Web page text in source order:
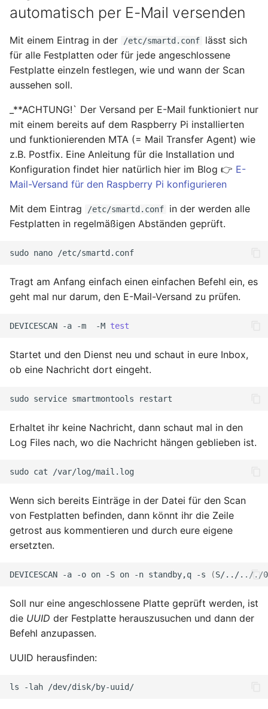
automatisch per E-Mail versenden
Mit einem Eintrag in der /etc/smartd.conf
lässt sich
für alle Festplatten oder für jede angeschlossene
Festplatte einzeln festlegen, wie und wann der Scan
aussehen soll.
_**ACHTUNG!` Der Versand per E-Mail funktioniert nur
mit einem bereits auf dem Raspberry Pi installierten
und funktionierenden MTA (= Mail Transfer Agent) wie
z.B. Postfix. Eine Anleitung für die Installation und
Konfiguration findet hier natürlich hier im Blog 👉 E-
Mail-Versand für den Raspberry Pi konfigurieren
Mit dem Eintrag /etc/smartd.conf
in der werden alle
Festplatten in regelmäßigen Abständen geprüft.
sudo nano
Tragt am Anfang einfach einen einfachen Befehl ein, es
geht mal nur darum, den E-Mail-Versand zu prüfen.
DEVICESCAN -a -m -M test
Startet und den Dienst neu und schaut in eure Inbox,
ob eine Nachricht dort eingeht.
sudo service smartmontools
Erhaltet ihr keine Nachricht, dann schaut mal in den
Log Files nach, wo die Nachricht hängen geblieben ist.
sudo cat
Wenn sich bereits Einträge in der Datei für den Scan
von Festplatten befinden, dann könnt ihr die Zeile
getrost aus kommentieren und durch eure eigene
ersetzten.
DEVICESCAN -a -o on -S on -n standby,q -s (S/../.././
Soll nur eine angeschlossene Platte geprüft werden, ist
die UUID der Festplatte herauszusuchen und dann der
Befehl anzupassen.
UUID herausfinden:
ls -lah